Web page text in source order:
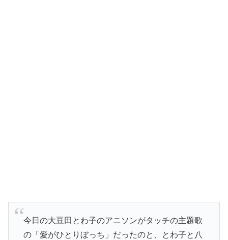
今日の大豆田とわ子のアニソンがタッチの主題歌
の「愛がひとりぼっち」だったのと、とわ子と八